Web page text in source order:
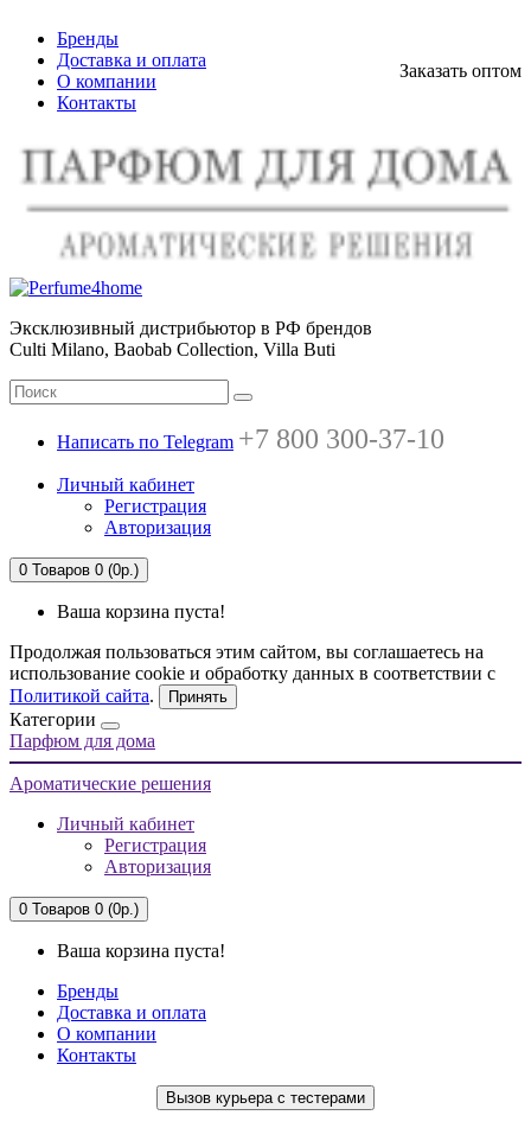
Бренды
Доставка и оплата
О компании
Контакты
Заказать оптом
Эксклюзивный дистрибьютор в РФ брендов
Culti Milano, Baobab Collection, Villa Buti
Написать по Telegram +7 800 300-37-10
Личный кабинет
Регистрация
Авторизация
0 Товаров 0 (0р.)
Ваша корзина пуста!
Продолжая пользоваться этим сайтом, вы соглашаетесь на
использование cookie и обработку данных в соответствии с
Политикой сайта. Принять
Категории
Парфюм для дома
Ароматические решения
Личный кабинет
Регистрация
Авторизация
0 Товаров 0 (0р.)
Ваша корзина пуста!
Бренды
Доставка и оплата
О компании
Контакты
Вызов курьера с тестерами